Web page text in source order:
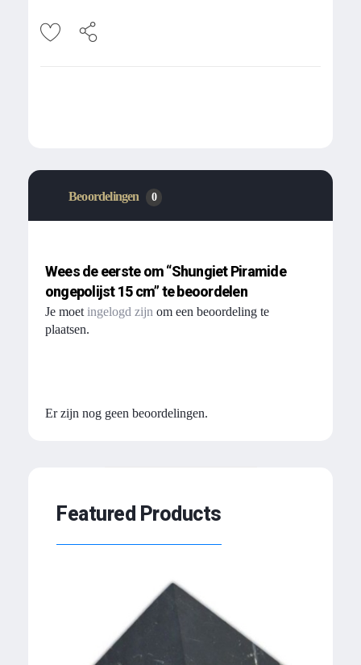
Beoordelingen 0
Er zijn nog geen beoordelingen.
Wees de eerste om “Shungiet Piramide
ongepolijst 15 cm” te beoordelen
Je moet ingelogd zijn om een beoordeling te
plaatsen.
Featured Products